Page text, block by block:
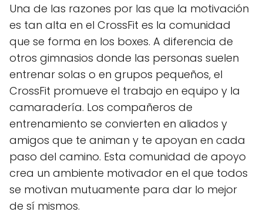
Una de las razones por las que la motivación
es tan alta en el CrossFit es la comunidad
que se forma en los boxes. A diferencia de
otros gimnasios donde las personas suelen
entrenar solas o en grupos pequeños, el
CrossFit promueve el trabajo en equipo y la
camaradería. Los compañeros de
entrenamiento se convierten en aliados y
amigos que te animan y te apoyan en cada
paso del camino. Esta comunidad de apoyo
crea un ambiente motivador en el que todos
se motivan mutuamente para dar lo mejor
de sí mismos.